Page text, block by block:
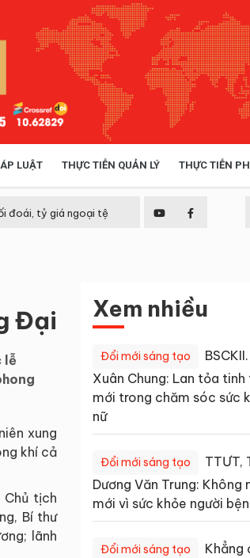
LUẬT THỰC TIỄN QUẢN LÝ THỰC TIỄN
đoái, tỷ giá ngoại tệ
Đại
lễ
xung
khí cả
Chủ tịch
Bí thư
lãnh
Xem nhiều
Đổi mới sáng tạo
Xuân Chung: Lan tỏa
mới trong chăm sóc sức
nữ
Đổi mới sáng tạo
TTƯT,
Dương Văn Trung: Không
mới vì sức khỏe người
Đổi mới sáng tạo
Khẳng